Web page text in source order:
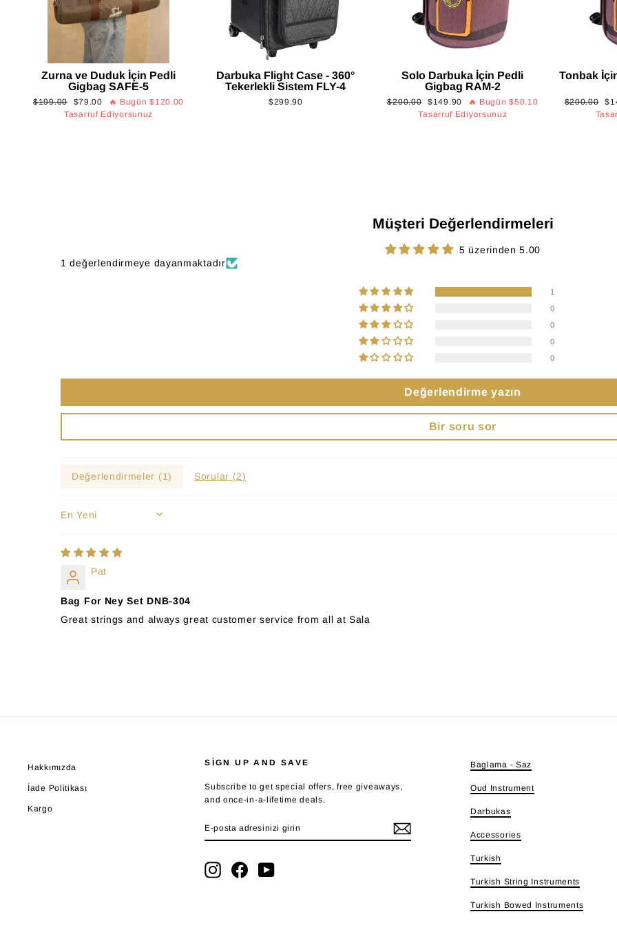
Zurna ve Duduk İçin Pedli
Gigbag SAFE-5
Normal
$199.00
İndirimli
fiyat
$79.00 🔥 Bugün$120.00
Tasarruf Ediyorsunuz
Darbuka Flight Case - 360°
Tekerlekli Sistem FLY-4
$299.90
Solo Darbuka İçin Pedli
Gigbag RAM-2
Normal
$200.00
İndirimli
fiyat
$149.90 🔥 Bugün$50.10
Tasarruf Ediyorsunuz
Tonbak
Normal
$200.00
Müşteri Değerlendirmeleri
5 üzerinden 5.00
1 değerlendirmeye dayanmaktadır
1
0
0
0
0
Değerlendirme yazın
Bir soru sor
Değerlendirmeler (1) Sorular (2)
SORT BY
Pat
Bag For Ney Set DNB-304
Great strings and always great customer service from all at Sala
Hakkımızda
İade Politikası
Kargo
SIGN UP AND SAVE
Subscribe to get special offers, free giveaways,
and once-in-a-lifetime deals.
POSTA
GIRIN
OL
InstagramFacebookYouTube
Baglama - Saz
Oud Instrument
Darbukas
Accessories
Turkish
Turkish String Instruments
Turkish Bowed Instruments